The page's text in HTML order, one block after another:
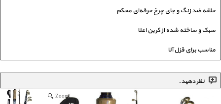
حلقه ضد زنگ و جای چرخ حرفه‌ای محکم
سبک و ساخته شده از کربن اعلا
مناسب برای قزل آلا
نظر دهید.
Zoom